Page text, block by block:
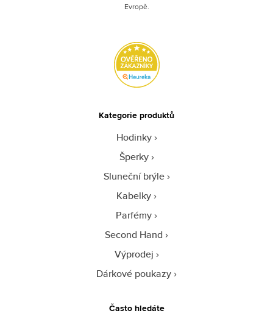
Evropě.
Kategorie produktů
Hodinky
Šperky
Sluneční brýle
Kabelky
Parfémy
Second Hand
Výprodej
Dárkové poukazy
Často hledáte